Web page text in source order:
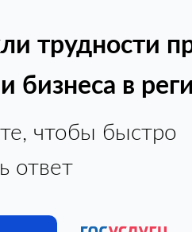
трудности
бизнеса в
чтобы быстро
ответ